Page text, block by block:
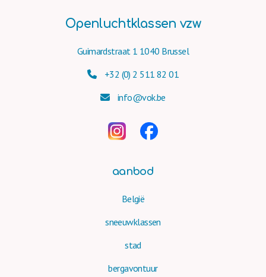
Openluchtklassen vzw
Guimardstraat 1 1040 Brussel
+32 (0) 2 511 82 01
info@vok.be
aanbod
België
sneeuwklassen
stad
bergavontuur